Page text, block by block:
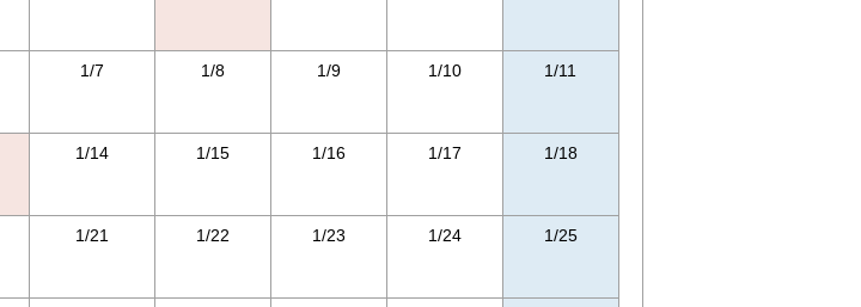
1/7 1/8 1/9 1/10 1/11
1/14 1/15 1/16 1/17 1/18
1/21 1/22 1/23 1/24 1/25